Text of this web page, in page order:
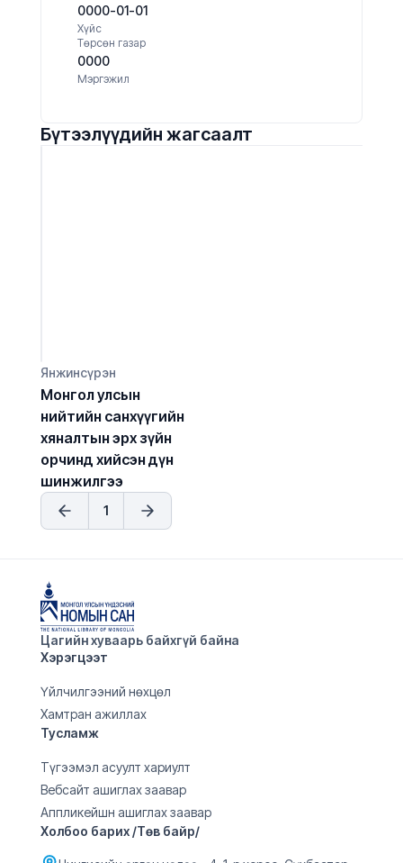
0000-01-01
Хүйс
Төрсөн газар
0000
Мэргэжил
Бүтээлүүдийн жагсаалт
Янжинсүрэн
Монгол улсын
нийтийн санхүүгийн
хяналтын эрх зүйн
орчинд хийсэн дүн
шинжилгээ
1
Цагийн хуваарь байхгүй байна
Хэрэгцээт
Үйлчилгээний нөхцөл
Хамтран ажиллах
Тусламж
Түгээмэл асуулт хариулт
Вебсайт ашиглах заавар
Аппликейшн ашиглах заавар
Холбоо барих /Төв байр/